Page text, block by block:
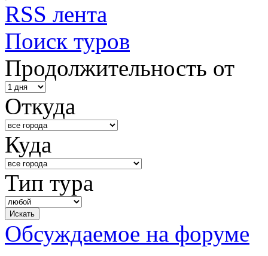
RSS лента
Поиск туров
Продолжительность от
Откуда
Куда
Тип тура
Обсуждаемое на форуме